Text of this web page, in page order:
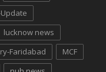
lucknow news
Faridabad
MCF